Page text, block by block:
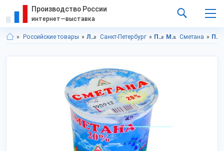
Производство России
интернет—выставка
Российские товары Ленинградская область Санкт-Петербург Продукты питания Молочные продукты Сметана Продукты питания в Ленинградской области